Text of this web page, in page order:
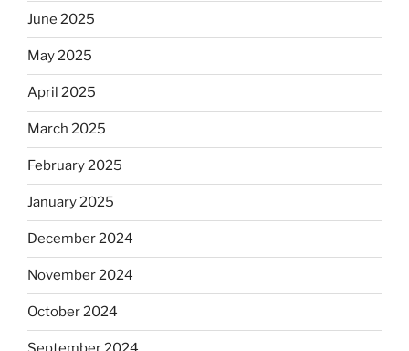
June 2025
May 2025
April 2025
March 2025
February 2025
January 2025
December 2024
November 2024
October 2024